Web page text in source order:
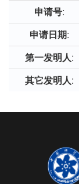
申请号:
申请日期:
第一发明人:
其它发明人: